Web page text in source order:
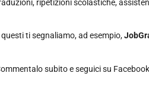
ripetizioni scolastiche,
ti segnaliamo, ad esempio,
subito e seguici su